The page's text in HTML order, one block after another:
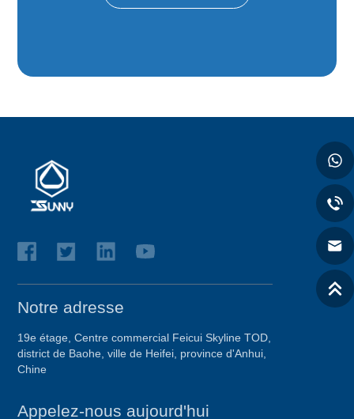
Notre adresse
19e étage, Centre commercial Feicui Skyline TOD,
district de Baohe, ville de Heifei, province d'Anhui,
Chine
Appelez-nous aujourd'hui